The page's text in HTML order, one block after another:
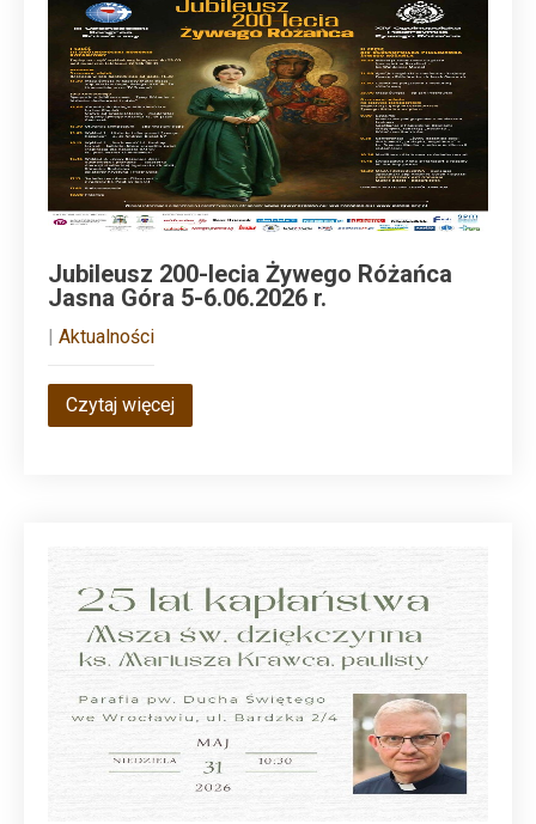
Jubileusz 200-lecia Żywego Różańca
Jasna Góra 5-6.06.2026 r.
Aktualności
Czytaj więcej